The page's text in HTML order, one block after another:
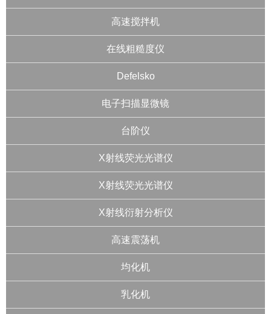
高速搅拌机
在线粗糙度仪
Defelsko
电子扫描显微镜
台阶仪
X射线荧光光谱仪
X射线荧光光谱仪
X射线衍射分析仪
高速震荡机
均化机
乳化机